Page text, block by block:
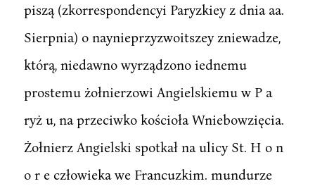
piszą (zkorrespondencyi Paryzkiey z dnia aa.
Sierpnia) o naynieprzyzwoitszey zniewadze,
którą, niedawno wyrządzono iednemu
prostemu żołnierzowi Angielskiemu w P a
ryż u, na przeciwko kościoła Wniebowzięcia.
Żołnierz Angielski spotkał na ulicy St. H o n
o r e człowieka we Francuzkim. mundurze